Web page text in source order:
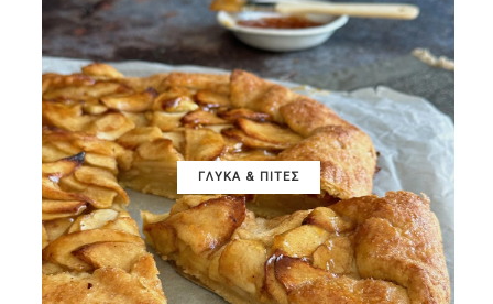
ΓΛΥΚΑ & ΠΙΤΕΣ